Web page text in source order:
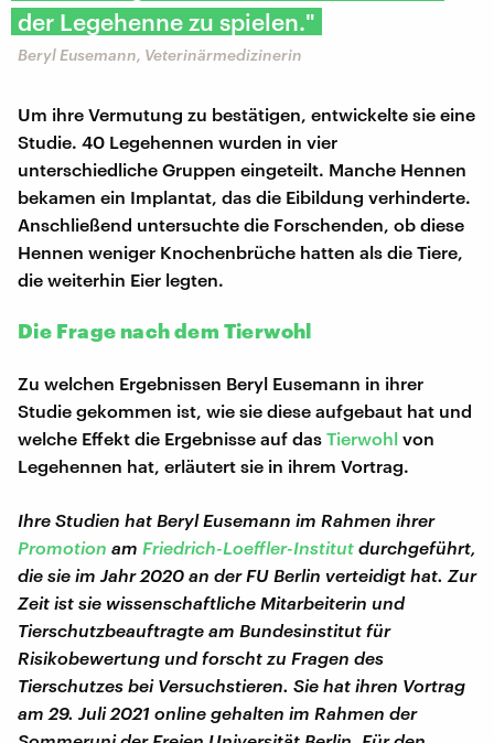
der Legehenne zu spielen."
Beryl Eusemann, Veterinärmedizinerin
Um ihre Vermutung zu bestätigen, entwickelte sie eine
Studie. 40 Legehennen wurden in vier
unterschiedliche Gruppen eingeteilt. Manche Hennen
bekamen ein Implantat, das die Eibildung verhinderte.
Anschließend untersuchte die Forschenden, ob diese
Hennen weniger Knochenbrüche hatten als die Tiere,
die weiterhin Eier legten.
Die Frage nach dem Tierwohl
Zu welchen Ergebnissen Beryl Eusemann in ihrer
Studie gekommen ist, wie sie diese aufgebaut hat und
welche Effekt die Ergebnisse auf das Tierwohl von
Legehennen hat, erläutert sie in ihrem Vortrag.
Ihre Studien hat Beryl Eusemann im Rahmen ihrer
Promotion am Friedrich-Loeffler-Institut durchgeführt,
die sie im Jahr 2020 an der FU Berlin verteidigt hat. Zur
Zeit ist sie wissenschaftliche Mitarbeiterin und
Tierschutzbeauftragte am Bundesinstitut für
Risikobewertung und forscht zu Fragen des
Tierschutzes bei Versuchstieren. Sie hat ihren Vortrag
am 29. Juli 2021 online gehalten im Rahmen der